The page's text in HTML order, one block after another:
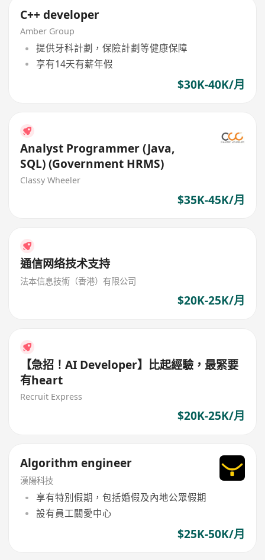
C++ developer
Amber Group
提供牙科計劃，保險計劃等健康保障
享有14天有薪年假
$30K-40K/月
Analyst Programmer (Java,
SQL) (Government HRMS)
Classy Wheeler
$35K-45K/月
通信网络技术支持
法本信息技術（香港）有限公司
$20K-25K/月
【急招！AI Developer】比起經驗，最緊要
有heart
Recruit Express
$20K-25K/月
Algorithm engineer
漢陽科技
享有特別假期，包括婚假及內地公眾假期
設有員工關愛中心
$25K-50K/月